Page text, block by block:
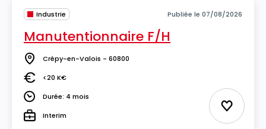
Industrie Publiée le 07/08/2026
Manutentionnaire F/H
Lieu Crépy-en-Valois - 60800
Salaire<20 K€
DuréeDurée: 4 mois
TypeInterim Ajouter